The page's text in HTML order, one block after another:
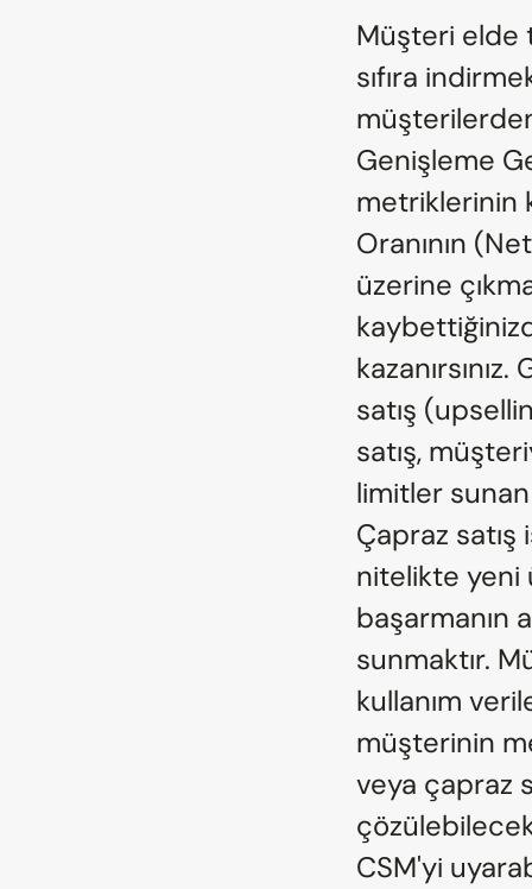
Müşteri elde
sıfıra
Genişleme
metriklerinin
Oranının
üzerine
satış
satış,
limitler
Çapraz
nitelikte yeni
başarmanın
sunmaktır.
kullanım
müşterinin
veya çapraz
CSM'yi